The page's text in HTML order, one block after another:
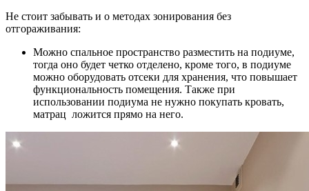
Не стоит забывать и о методах зонирования без
отгораживания:
Можно спальное пространство разместить на подиуме,
тогда оно будет четко отделено, кроме того, в подиуме
можно оборудовать отсеки для хранения, что повышает
функциональность помещения. Также при
использовании подиума не нужно покупать кровать,
матрац ложится прямо на него.